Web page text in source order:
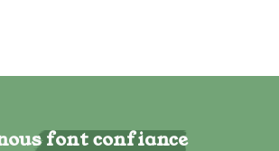
font confiance